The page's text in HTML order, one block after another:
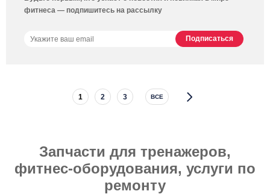
фитнеса — подпишитесь на рассылку
1 2 3 ВСЕ
Запчасти для тренажеров,
фитнес-оборудования, услуги по
ремонту